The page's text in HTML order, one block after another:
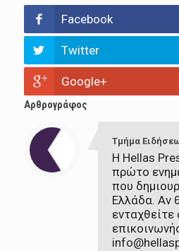
Facebook
Twitter
Google+
Αρθρογράφος
Τμήμα
Η Hellas
πρώτο
που
Ελλάδα. Αν